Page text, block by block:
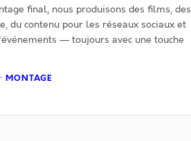
final, nous produisons des films, des
du contenu pour les réseaux sociaux et
— toujours avec une touche
MONTAGE